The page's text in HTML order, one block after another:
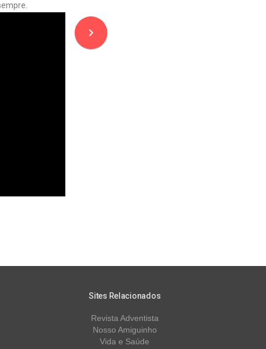
navigate_next
Sites Relacionados
Revista Adventista
Nosso Amiguinho
Vida e Saúde